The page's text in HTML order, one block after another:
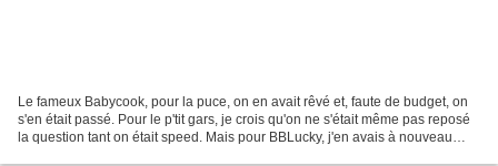
Le fameux Babycook, pour la puce, on en avait rêvé et, faute de budget, on
s'en était passé. Pour le p'tit gars, je crois qu'on ne s'était même pas reposé
la question tant on était speed. Mais pour BBLucky, j'en avais à nouveau